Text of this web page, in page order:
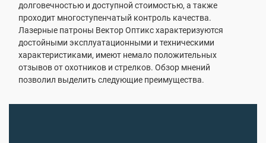
долговечностью и доступной стоимостью, а также
проходит многоступенчатый контроль качества.
Лазерные патроны Вектор Оптикс характеризуются
достойными эксплуатационными и техническими
характеристиками, имеют немало положительных
отзывов от охотников и стрелков. Обзор мнений
позволил выделить следующие преимущества.